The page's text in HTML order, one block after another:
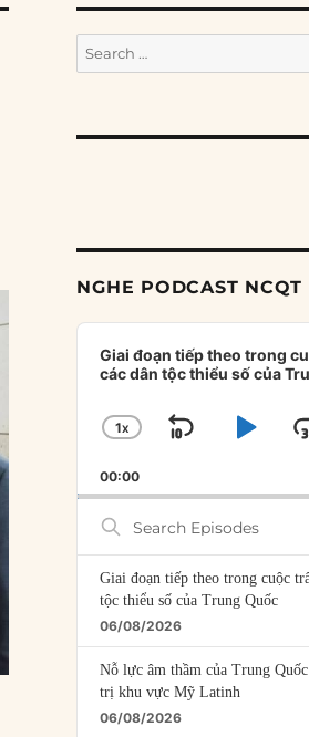
Search
for:
NGHE PODCAST NCQT
Audio
Player
Giai đoạn tiếp theo trong
các dân tộc thiểu số của
CHANGE
RATE
1X
SKIP
00:00
Search
Episodes
Giai đoạn tiếp theo trong cuộc
tộc thiểu số của Trung Quốc
06/08/2026
Nỗ lực âm thầm của Trung
trị khu vực Mỹ Latinh
06/08/2026